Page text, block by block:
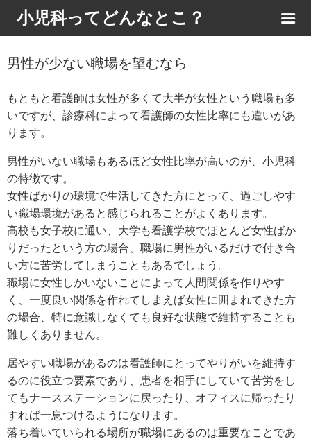
小児科ってどんなとこ？
男性が少ない職場を望むなら
もともと看護師は女性が多くて大半が女性という職場も多
いですが、診療科によって看護師の女性比率にも違いがあ
ります。
男性がいない職場もあるほど女性比率が高いのが、小児科
の特徴です。
女性ばかりの環境で生活してきた方にとって、過ごしやす
い職場環境があると感じられることがよくあります。
高校も女子校に通い、大学も看護学校でほとんど女性ばか
りだったという方の場合、職場に男性がいるだけで付き合
い方に苦労してしまうこともあるでしょう。
職場に女性しかいないことによって人間関係を作りやす
く、一度良い関係を作れてしまえば女性に囲まれてきた方
の場合、特に意識しなくても良好な状態で維持することも
難しくありません。
居やすい職場があるのは看護師にとってやりがいを維持す
るのに役立つ要素であり、患者を相手にしていて苦労をし
てもナースステーションに戻ったり、オフィスに帰ったり
すれば一息つけるようになります。
落ち着いていられる場所が職場にあるのは重要なことであ